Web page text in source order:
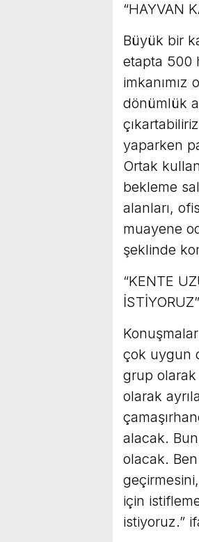
“HAYVAN
Büyük bir
etapta 500
imkanımız
dönümlük
yaparken
Ortak
bekleme
alanları,
muayene
şeklinde
“KENTE
İSTİYORUZ”
çok uygun
grup
olarak
alacak.
olacak.
için
istiyoruz.”